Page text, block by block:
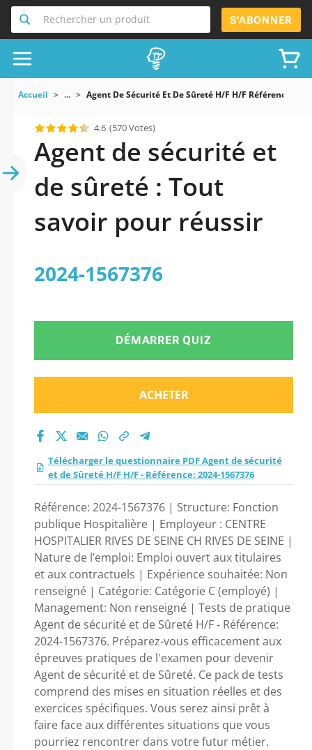
Rechercher un produit S'ABONNER
Accueil ... Agent De Sécurité Et De Sûreté H/F H/F Référence
4.6 (570 Votes)
Agent de sécurité et
de sûreté : Tout
savoir pour réussir
2024-1567376
DÉMARRER QUIZ
ACHETER
Télécharger le questionnaire PDF Agent de sécurité
et de Sûreté H/F H/F - Référence: 2024-1567376
Référence: 2024-1567376 | Structure: Fonction
publique Hospitalière | Employeur : CENTRE
HOSPITALIER RIVES DE SEINE CH RIVES DE SEINE |
Nature de l’emploi: Emploi ouvert aux titulaires
et aux contractuels | Expérience souhaitée: Non
renseigné | Catégorie: Catégorie C (employé) |
Management: Non renseigné | Tests de pratique
Agent de sécurité et de Sûreté H/F - Référence:
2024-1567376. Préparez-vous efficacement aux
épreuves pratiques de l'examen pour devenir
Agent de sécurité et de Sûreté. Ce pack de tests
comprend des mises en situation réelles et des
exercices spécifiques. Vous serez ainsi prêt à
faire face aux différentes situations que vous
pourriez rencontrer dans votre futur métier.